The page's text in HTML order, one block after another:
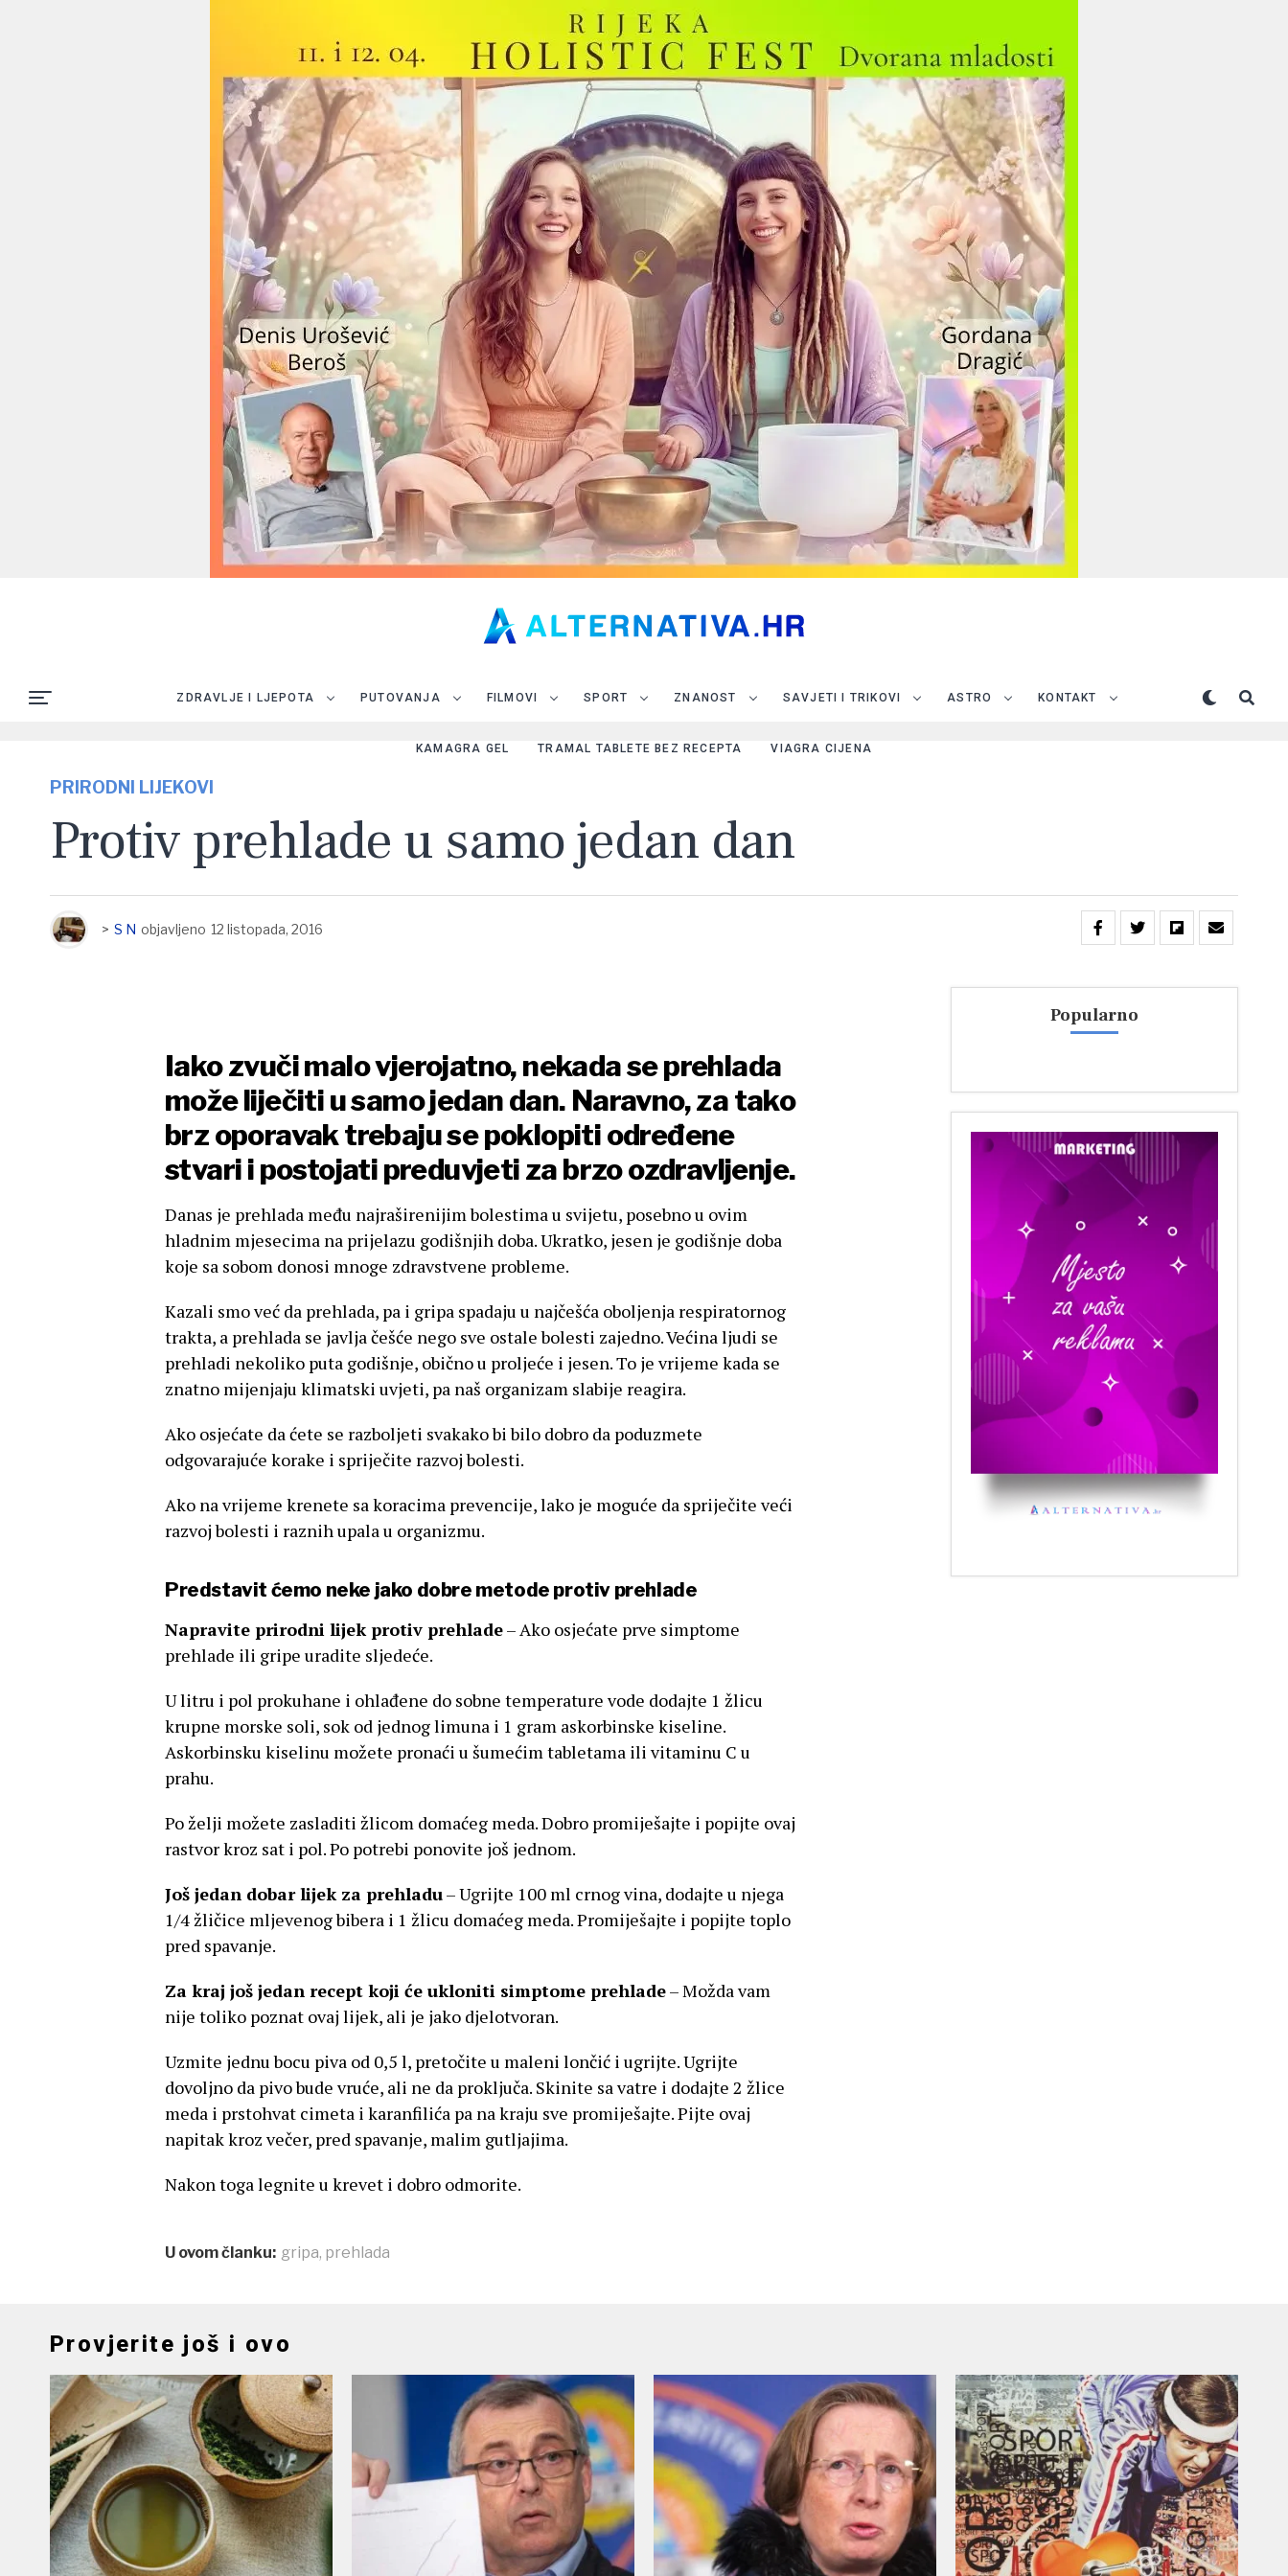
ZDRAVLJE I LJEPOTA PUTOVANJA FILMOVI SPORT ZNANOST SAVJETI I TRIKOVI ASTRO KONTAKT
KAMAGRA GEL TRAMAL TABLETE BEZ RECEPTA VIAGRA CIJENA
PRIRODNI LIJEKOVI
Protiv prehlade u samo jedan dan
> S N objavljeno 12 listopada, 2016
Iako zvuči malo vjerojatno, nekada se prehlada
može liječiti u samo jedan dan. Naravno, za tako
brz oporavak trebaju se poklopiti određene
stvari i postojati preduvjeti za brzo ozdravljenje.
Danas je prehlada među najraširenijim bolestima u svijetu, posebno u ovim
hladnim mjesecima na prijelazu godišnjih doba. Ukratko, jesen je godišnje doba
koje sa sobom donosi mnoge zdravstvene probleme.
Kazali smo već da prehlada, pa i gripa spadaju u najčešća oboljenja respiratornog
trakta, a prehlada se javlja češće nego sve ostale bolesti zajedno. Većina ljudi se
prehladi nekoliko puta godišnje, obično u proljeće i jesen. To je vrijeme kada se
znatno mijenjaju klimatski uvjeti, pa naš organizam slabije reagira.
Ako osjećate da ćete se razboljeti svakako bi bilo dobro da poduzmete
odgovarajuće korake i spriječite razvoj bolesti.
Ako na vrijeme krenete sa koracima prevencije, lako je moguće da spriječite veći
razvoj bolesti i raznih upala u organizmu.
Predstavit ćemo neke jako dobre metode protiv prehlade
Napravite prirodni lijek protiv prehlade– Ako osjećate prve simptome
prehlade ili gripe uradite sljedeće.
U litru i pol prokuhane i ohlađene do sobne temperature vode dodajte 1 žlicu
krupne morske soli, sok od jednog limuna i 1 gram askorbinske kiseline.
Askorbinsku kiselinu možete pronaći u šumećim tabletama ili vitaminu C u
prahu.
Po želji možete zasladiti žlicom domaćeg meda. Dobro promiješajte i popijte ovaj
rastvor kroz sat i pol. Po potrebi ponovite još jednom.
Još jedan dobar lijek za prehladu– Ugrijte 100 ml crnog vina, dodajte u njega
1/4 žličice mljevenog bibera i 1 žlicu domaćeg meda. Promiješajte i popijte toplo
pred spavanje.
Za kraj još jedan recept koji će ukloniti simptome prehlade– Možda vam
nije toliko poznat ovaj lijek, ali je jako djelotvoran.
Uzmite jednu bocu piva od 0,5 l, pretočite u maleni lončić i ugrijte. Ugrijte
dovoljno da pivo bude vruće, ali ne da proključa. Skinite sa vatre i dodajte 2 žlice
meda i prstohvat cimeta i karanfilića pa na kraju sve promiješajte. Pijte ovaj
napitak kroz večer, pred spavanje, malim gutljajima.
Nakon toga legnite u krevet i dobro odmorite.
U ovom članku: gripa, prehlada
Popularno
Provjerite još i ovo